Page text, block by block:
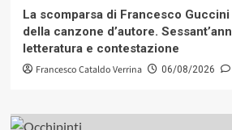
La scomparsa di Francesco
della canzone d’autore.
letteratura e contestazione
Francesco Cataldo Verrina 06/08/2026